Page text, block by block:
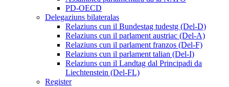
PD-OECD
Delegaziuns bilateralas
Relaziuns cun il Bundestag tudestg (Del-D)
Relaziuns cun il parlament austriac (Del-A)
Relaziuns cun il parlament franzos (Del-F)
Relaziuns cun il parlament talian (Del-I)
Relaziuns cun il Landtag dal Principadi da
Liechtenstein (Del-FL)
Register